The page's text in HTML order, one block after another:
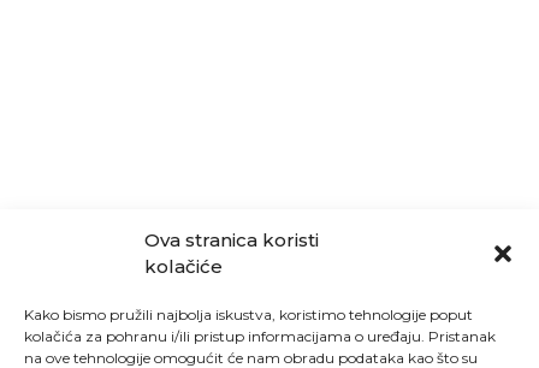
Ova stranica koristi
kolačiće
Kako bismo pružili najbolja iskustva, koristimo tehnologije poput
kolačića za pohranu i/ili pristup informacijama o uređaju. Pristanak
na ove tehnologije omogućit će nam obradu podataka kao što su